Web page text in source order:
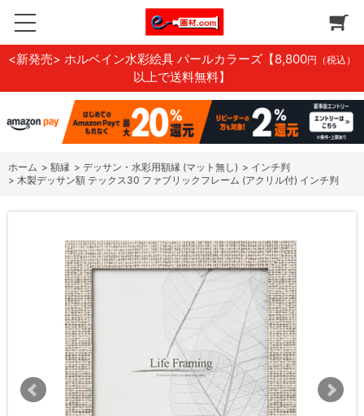
<新発売> ホルベイン水彩絵具 パールカラーズ 【8,800円（税込）
以上で送料無料】
ホーム > 額縁 > デッサン・水彩用額縁 (マット無し) > インチ判
> 木製デッサン額 テックス30 ファブリックフレーム (アクリル付) インチ判